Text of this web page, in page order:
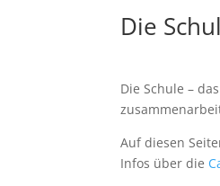
Die
Die Schule –
Auf diesen
Infos über die